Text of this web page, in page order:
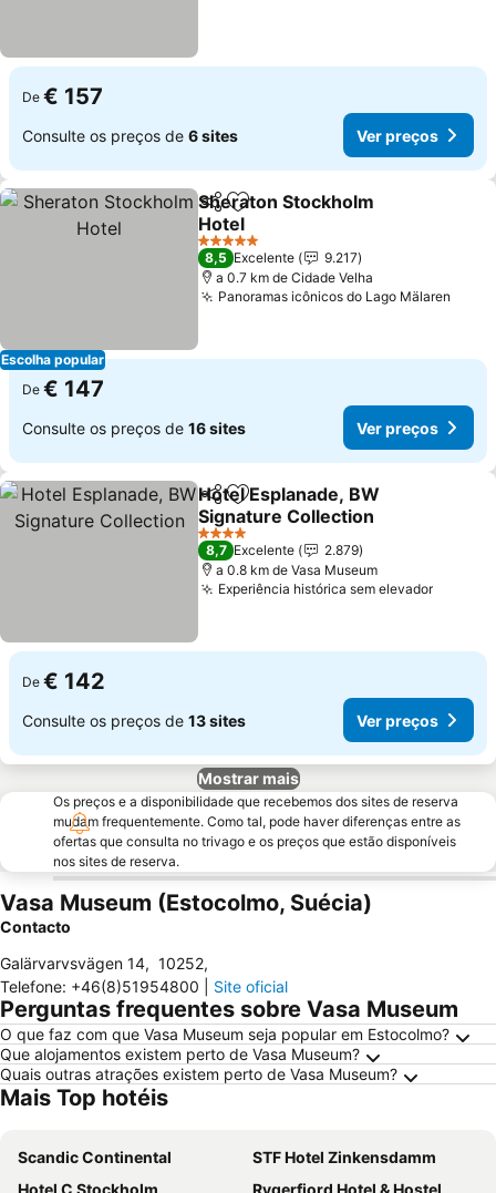
De € 157
Consulte os preços de 6 sites Ver preços
Escolha popular
PartilharAdicionar aos favoritos
Sheraton Stockholm
Hotel
Ver preços
5 Estrelas
8,5 Excelente
9.217
a 0.7 km de Cidade Velha
Panoramas icônicos do Lago Mälaren
De € 147
Consulte os preços de 16 sites Ver preços
PartilharAdicionar aos favoritos
Hotel Esplanade, BW
Signature Collection
Ver preços
4 Estrelas
8,7 Excelente
2.879
a 0.8 km de Vasa Museum
Experiência histórica sem elevadorVer
De € 142
Consulte os preços de 13 sites Ver preços
Mostrar mais
Os preços e a disponibilidade que recebemos dos sites de reserva
mudam frequentemente. Como tal, pode haver diferenças entre as
ofertas que consulta no trivago e os preços que estão disponíveis
nos sites de reserva.
Vasa Museum (Estocolmo, Suécia)
Contacto
Galärvarvsvägen 14, 10252,
Telefone: +46(8)51954800 Site oficial
Perguntas frequentes sobre Vasa Museum
O que faz com que Vasa Museum seja popular em Estocolmo?
Que alojamentos existem perto de Vasa Museum?
Quais outras atrações existem perto de Vasa Museum?
Mais Top hotéis
Scandic Continental
STF Hotel Zinkensdamm
Hotel C Stockholm
Rygerfjord Hotel & Hostel